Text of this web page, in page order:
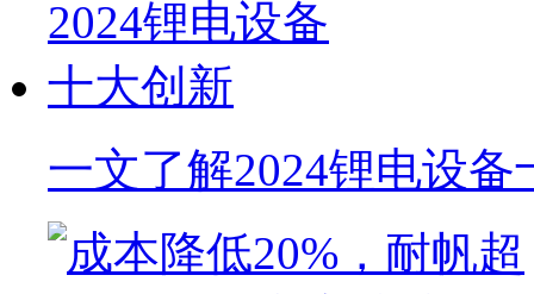
一文了解2024锂电设备